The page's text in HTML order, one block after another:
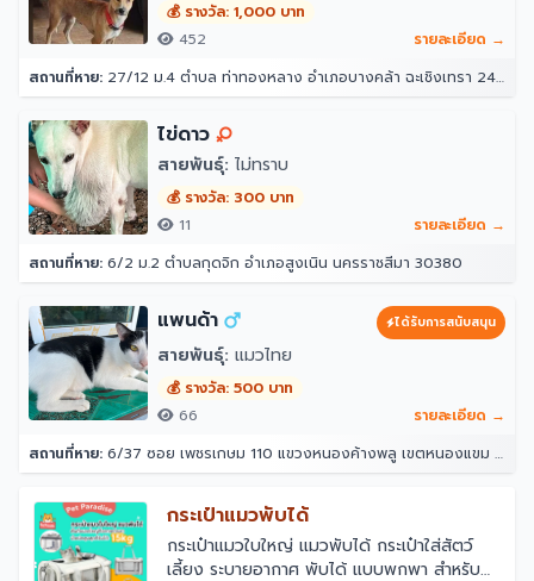
💰 รางวัล: 1,000 บาท
452
รายละเอียด →
สถานที่หาย: 27/12 ม.4 ตำบล ท่าทองหลาง อำเภอบางคล้า ฉะเชิงเทรา 24110
ไข่ดาว
สายพันธุ์: ไม่ทราบ
💰 รางวัล: 300 บาท
11
รายละเอียด →
สถานที่หาย: 6/2 ม.2 ตำบลกุดจิก อำเภอสูงเนิน นครราชสีมา 30380
แพนด้า ได้รับการสนับสนุน
สายพันธุ์: แมวไทย
💰 รางวัล: 500 บาท
66
รายละเอียด →
สถานที่หาย: 6/37 ซอย เพชรเกษม 110 แขวงหนองค้างพลู เขตหนองแขม กรุงเทพมหานคร 10160
กระเป๋าแมวพับได้
￼กระเป๋าแมวใบใหญ่ แมวพับได้ กระเป๋าใส่สัตว์
เลี้ยง ระบายอากาศ พับได้ แบบพกพา สําหรับ